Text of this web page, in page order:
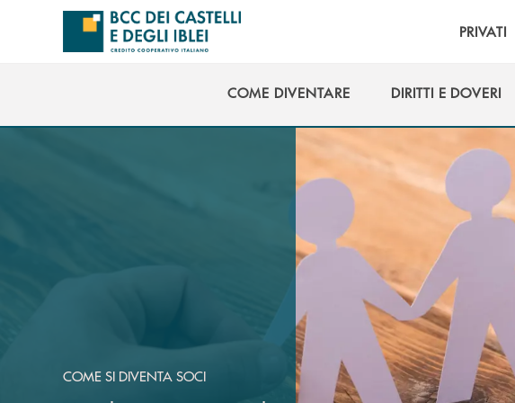
Salta al contenuto principale
PRIVATI
COME DIVENTARE
DIRITTI E DOVERI
COME SI DIVENTA SOCI